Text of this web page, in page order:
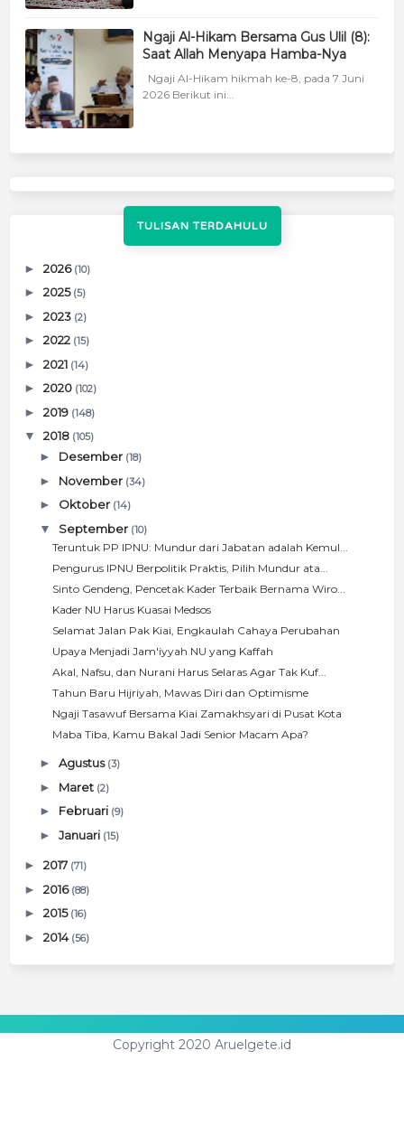
Ngaji Al-Hikam Bersama Gus Ulil (8):
Saat Allah Menyapa Hamba-Nya
Ngaji Al-Hikam hikmah ke-8, pada 7 Juni
2026 Berikut ini...
TULISAN TERDAHULU
► 2026 (10)
► 2025 (5)
► 2023 (2)
► 2022 (15)
► 2021 (14)
► 2020 (102)
► 2019 (148)
▼ 2018 (105)
► Desember (18)
► November (34)
► Oktober (14)
▼ September (10)
Teruntuk PP IPNU: Mundur dari Jabatan adalah Kemul...
Pengurus IPNU Berpolitik Praktis, Pilih Mundur ata...
Sinto Gendeng, Pencetak Kader Terbaik Bernama Wiro...
Kader NU Harus Kuasai Medsos
Selamat Jalan Pak Kiai, Engkaulah Cahaya Perubahan
Upaya Menjadi Jam'iyyah NU yang Kaffah
Akal, Nafsu, dan Nurani Harus Selaras Agar Tak Kuf...
Tahun Baru Hijriyah, Mawas Diri dan Optimisme
Ngaji Tasawuf Bersama Kiai Zamakhsyari di Pusat Kota
Maba Tiba, Kamu Bakal Jadi Senior Macam Apa?
► Agustus (3)
► Maret (2)
► Februari (9)
► Januari (15)
► 2017 (71)
► 2016 (88)
► 2015 (16)
► 2014 (56)
Copyright 2020 Aruelgete.id